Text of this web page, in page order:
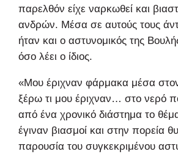
παρελθόν είχε ναρκωθεί και
ανδρών. Μέσα σε αυτούς τους
ήταν και ο αστυνομικός της
όσο λέει ο ίδιος.
«Μου έριχναν φάρμακα μέσα
ξέρω τι μου έριχναν… στο νερό
από ένα χρονικό διάστημα το
έγιναν βιασμοί και στην πορεία
παρουσία του συγκεκριμένου